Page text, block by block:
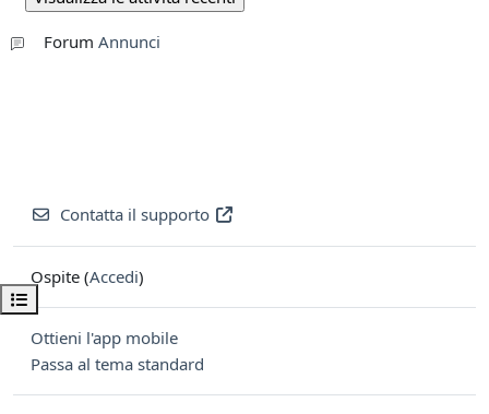
Apri indice del corso
Forum Annunci
Contatta il supporto
Ospite (Accedi)
Ottieni l'app mobile
Passa al tema standard